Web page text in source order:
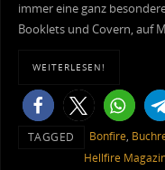
immer eine ganz
Booklets und Covern, auf
WEITERLESEN!
TAGGED Bonfire,
Hellfire